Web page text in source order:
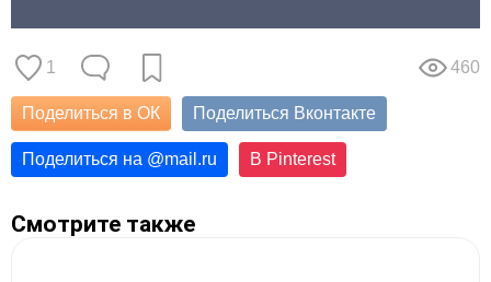
1 460
Поделиться в ОК Поделиться Вконтакте
Поделиться на @mail.ru В Pinterest
Смотрите также